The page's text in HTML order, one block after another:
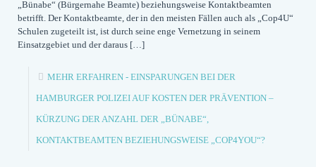
„Bünabe“ (Bürgernahe Beamte) beziehungsweise Kontaktbeamten
betrifft. Der Kontaktbeamte, der in den meisten Fällen auch als „Cop4U“
Schulen zugeteilt ist, ist durch seine enge Vernetzung in seinem
Einsatzgebiet und der daraus […]
MEHR ERFAHREN - EINSPARUNGEN BEI DER
HAMBURGER POLIZEI AUF KOSTEN DER PRÄVENTION –
KÜRZUNG DER ANZAHL DER „BÜNABE“,
KONTAKTBEAMTEN BEZIEHUNGSWEISE „COP4YOU“?